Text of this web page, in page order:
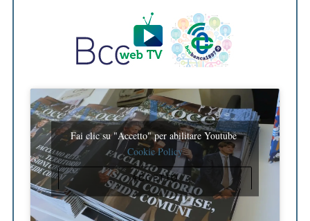
Fai clic su "Accetto" per abilitare Youtube
Cookie Policy
ACCETTO